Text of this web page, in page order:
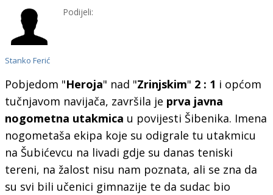
Stanko Ferić
Podijeli:
Pobjedom "Heroja" nad "Zrinjskim" 2 : 1 i općom
tučnjavom navijača, završila je prva javna
nogometna utakmica u povijesti Šibenika. Imena
nogometaša ekipa koje su odigrale tu utakmicu
na Šubićevcu na livadi gdje su danas teniski
tereni, na žalost nisu nam poznata, ali se zna da
su svi bili učenici gimnazije te da sudac bio